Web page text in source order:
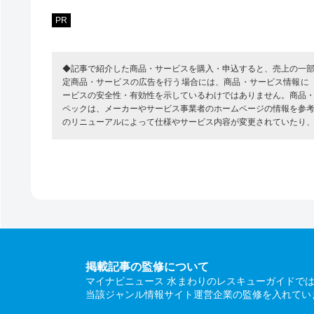
PR
◆記事で紹介した商品・サービスを購入・申込すると、売上の一
定商品・サービスの広告を行う場合には、商品・サービス情報
ービスの安全性・有効性を示しているわけではありません。商
ペックは、メーカーやサービス事業者のホームページの情報を
のリニューアルによって仕様やサービス内容が変更されていたり
掲載記事の監修について
マイナビニュース 水まわりのレスキューガイドで
当該ジャンル情報サイト運営企業の監修を入れてい